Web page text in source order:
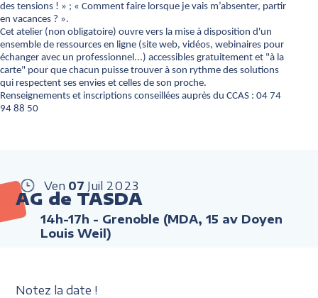
des tensions ! » ; « Comment faire lorsque je vais m’absenter, partir
en vacances ? ».
Cet atelier (non obligatoire) ouvre vers la mise à disposition d'un
ensemble de ressources en ligne (site web, vidéos, webinaires pour
échanger avec un professionnel...) accessibles gratuitement et "à la
carte" pour que chacun puisse trouver à son rythme des solutions
qui respectent ses envies et celles de son proche.
Renseignements et inscriptions conseillées auprès du CCAS : 04 74
94 88 50
Ven 07 Juil 2023
AG de TASDA
14h-17h - Grenoble (MDA, 15 av Doyen
Louis Weil)
Notez la date !